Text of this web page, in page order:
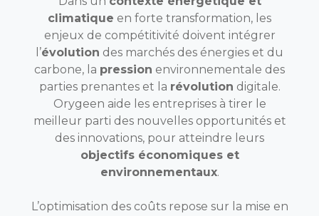
climatique en forte transformation, les
enjeux de compétitivité doivent intégrer
l’évolution des marchés des énergies et du
carbone, la pression environnementale des
parties prenantes et la révolution digitale.
Orygeen aide les entreprises à tirer le
meilleur parti des nouvelles opportunités et
des innovations, pour atteindre leurs
objectifs économiques et
environnementaux.
L’optimisation des coûts repose sur la mise en